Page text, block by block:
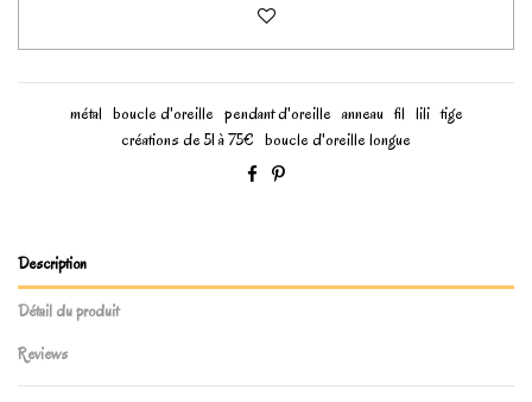
métal boucle d'oreille pendant d'oreille anneau fil lili tige
créations de 51 à 75€ boucle d'oreille longue
Description
Détail du produit
Reviews